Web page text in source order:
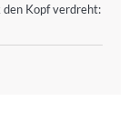
den Kopf verdreht: